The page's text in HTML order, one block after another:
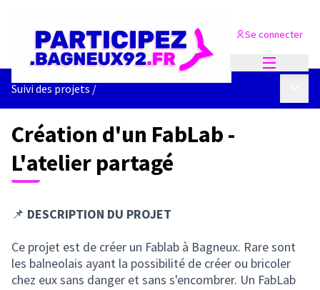
Se connecter
Suivi des projets /
Création d'un FabLab -
L'atelier partagé
📌 DESCRIPTION DU PROJET
Ce projet est de créer un Fablab à Bagneux. Rare sont
les balneolais ayant la possibilité de créer ou bricoler
chez eux sans danger et sans s'encombrer. Un FabLab